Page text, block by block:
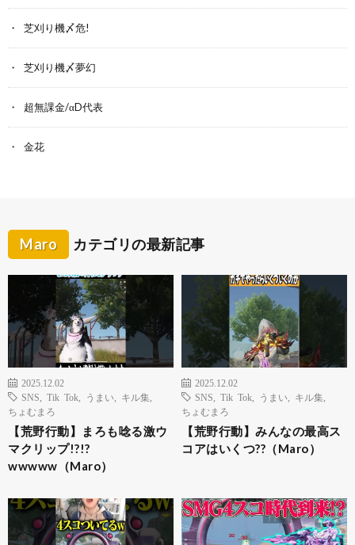
芝刈り機〆危!
芝刈り機〆夢幻
超無課金/αD代表
金花
Maro カテゴリの最新記事
2025.12.02
SNS
Tik Tok うまい キル集
ちょむまろ
【荒野行動】まろも唸る激ウ
マクリップ!?!?
wwwww（Maro）
2025.12.02
SNS
Tik Tok うまい キル集
ちょむまろ
【荒野行動】みんなの最高ス
コアはいくつ??（Maro）